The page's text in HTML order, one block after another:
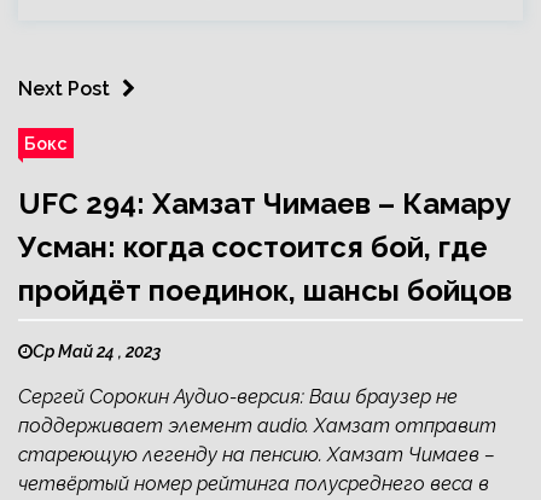
Next Post
Бокс
UFC 294: Хамзат Чимаев – Камару
Усман: когда состоится бой, где
пройдёт поединок, шансы бойцов
Ср Май 24 , 2023
Сергей Сорокин Аудио-версия: Ваш браузер не
поддерживает элемент audio. Хамзат отправит
стареющую легенду на пенсию. Хамзат Чимаев –
четвёртый номер рейтинга полусреднего веса в